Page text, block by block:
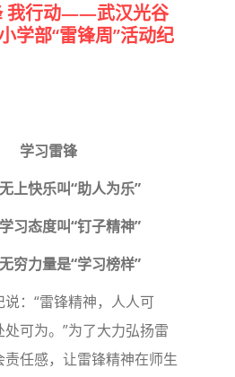
我行动——武汉光谷
学部“雷锋周”活动纪
学习雷锋
上快乐叫“助人为乐”
习态度叫“钉子精神”
穷力量是“学习榜样”
说：“雷锋精神，人人可
可为。”为了大力弘扬雷
任感，让雷锋精神在师生